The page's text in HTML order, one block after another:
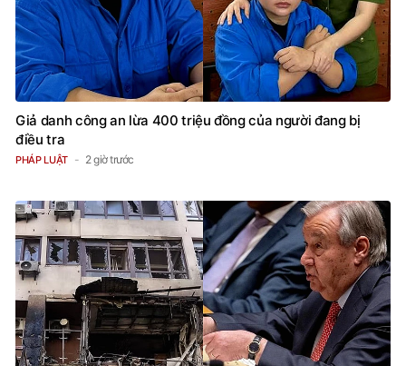
Giả danh công an lừa 400 triệu đồng của người đang bị
điều tra
PHÁP LUẬT 2 giờ trước